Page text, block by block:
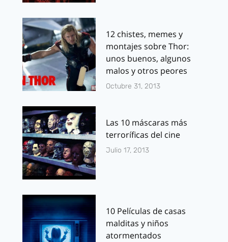
12 chistes, memes y
montajes sobre Thor:
unos buenos, algunos
malos y otros peores
Octubre 31, 2013
Las 10 máscaras más
terroríficas del cine
Julio 17, 2013
10 Películas de casas
malditas y niños
atormentados